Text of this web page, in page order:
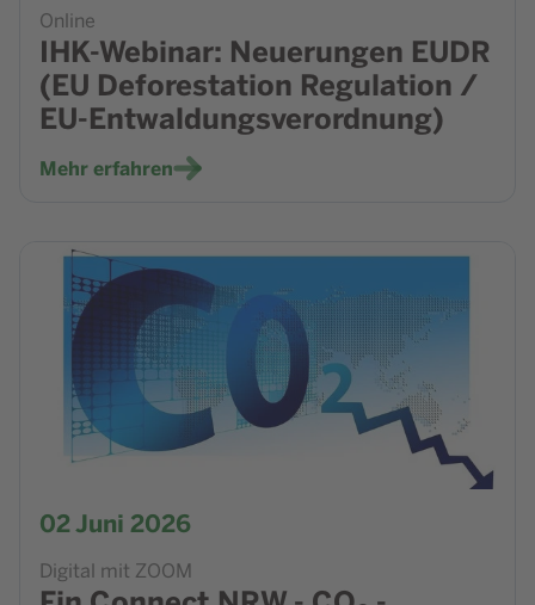
Online
IHK-Webinar: Neuerungen EUDR
(EU Deforestation Regulation /
EU-Entwaldungsverordnung)
Mehr erfahren
Zur Veranstaltung Fin.Connect.NRW - CO₂ ‑
02Juni 2026
Digital mit ZOOM